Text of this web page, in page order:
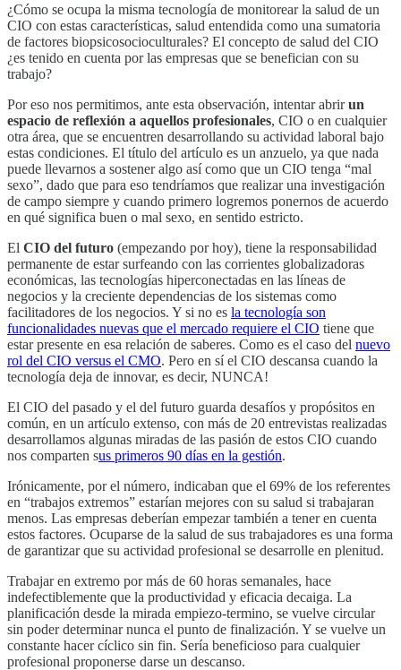
¿Cómo se ocupa la misma tecnología de monitorear la salud de un
CIO con estas características, salud entendida como una sumatoria
de factores biopsicosocioculturales? El concepto de salud del CIO
¿es tenido en cuenta por las empresas que se benefician con su
trabajo?
Por eso nos permitimos, ante esta observación, intentar abrirun
espacio de reflexión a aquellos profesionales, CIO o en cualquier
otra área, que se encuentren desarrollando su actividad laboral bajo
estas condiciones. El título del artículo es un anzuelo, ya que nada
puede llevarnos a sostener algo así como que un CIO tenga “mal
sexo”, dado que para eso tendríamos que realizar una investigación
de campo siempre y cuando primero logremos ponernos de acuerdo
en qué significa buen o mal sexo, en sentido estricto.
El CIO del futuro (empezando por hoy), tiene la responsabilidad
permanente de estar surfeando con las corrientes globalizadoras
económicas, las tecnologías hiperconectadas en las líneas de
negocios y la creciente dependencias de los sistemas como
facilitadores de los negocios. Y si no es la tecnología son
funcionalidades nuevas que el mercado requiere el CIO tiene que
estar presente en esa relación de saberes. Como es el caso del nuevo
rol del CIO versus el CMO. Pero en sí el CIO descansa cuando la
tecnología deja de innovar, es decir, NUNCA!
El CIO del pasado y el del futuro guarda desafíos y propósitos en
común, en un artículo extenso, con más de 20 entrevistas realizadas
desarrollamos algunas miradas de las pasión de estos CIO cuando
nos comparten sus primeros 90 días en la gestión.
Irónicamente, por el número, indicaban que el 69% de los referentes
en “trabajos extremos” estarían mejores con su salud si trabajaran
menos. Las empresas deberían empezar también a tener en cuenta
estos factores. Ocuparse de la salud de sus trabajadores es una forma
de garantizar que su actividad profesional se desarrolle en plenitud.
Trabajar en extremo por más de 60 horas semanales, hace
indefectiblemente que la productividad y eficacia decaiga. La
planificación desde la mirada empiezo-termino, se vuelve circular
sin poder determinar nunca el punto de finalización. Y se vuelve un
constante hacer cíclico sin fin. Sería beneficioso para cualquier
profesional proponerse darse un descanso.